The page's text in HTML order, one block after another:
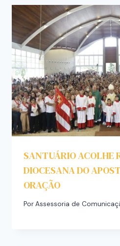
SANTUÁRIO ACOLHE
DIOCESANA DO
ORAÇÃO
PorAssessoria de